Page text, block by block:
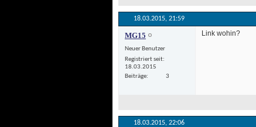
18.03.2015, 21:59
MG15
Neuer Benutzer
Registriert seit
18.03.2015
Beiträge
3
Link wohin?
18.03.2015, 22:06